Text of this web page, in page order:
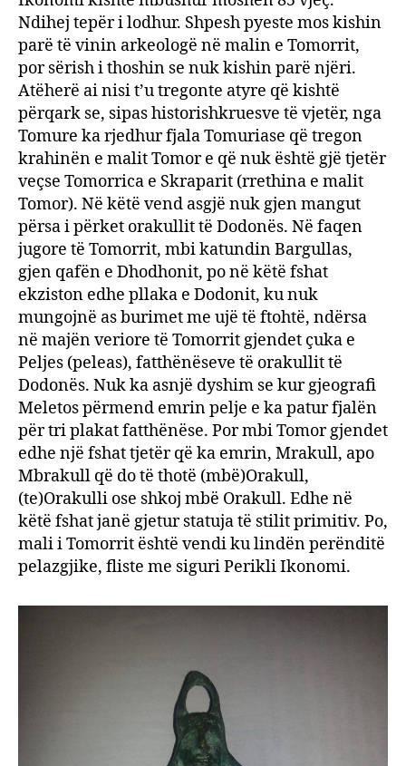
Ndihej tepër i lodhur. Shpesh pyeste mos kishin
parë të vinin arkeologë në malin e Tomorrit,
por sërish i thoshin se nuk kishin parë njëri.
Atëherë ai nisi t’u tregonte atyre që kishtë
përqark se, sipas historishkruesve të vjetër, nga
Tomure ka rjedhur fjala Tomuriase që tregon
krahinën e malit Tomor e që nuk është gjë tjetër
veçse Tomorrica e Skraparit (rrethina e malit
Tomor). Në këtë vend asgjë nuk gjen mangut
përsa i përket orakullit të Dodonës. Në faqen
jugore të Tomorrit, mbi katundin Bargullas,
gjen qafën e Dhodhonit, po në këtë fshat
ekziston edhe pllaka e Dodonit, ku nuk
mungojnë as burimet me ujë të ftohtë, ndërsa
në majën veriore të Tomorrit gjendet çuka e
Peljes (peleas), fatthënëseve të orakullit të
Dodonës. Nuk ka asnjë dyshim se kur gjeografi
Meletos përmend emrin pelje e ka patur fjalën
për tri plakat fatthënëse. Por mbi Tomor gjendet
edhe një fshat tjetër që ka emrin, Mrakull, apo
Mbrakull që do të thotë (mbë)Orakull,
(te)Orakulli ose shkoj mbë Orakull. Edhe në
këtë fshat janë gjetur statuja të stilit primitiv. Po,
mali i Tomorrit është vendi ku lindën perënditë
pelazgjike, fliste me siguri Perikli Ikonomi.